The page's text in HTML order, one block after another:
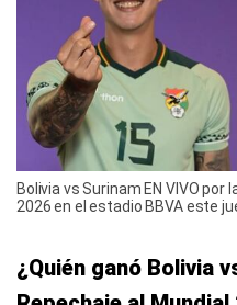
Bolivia vs Surinam EN VIVO por
2026 en el estadio BBVA este
¿Quién ganó Bolivia